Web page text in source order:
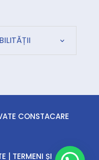
CONSTACARE
TERMENI ȘI